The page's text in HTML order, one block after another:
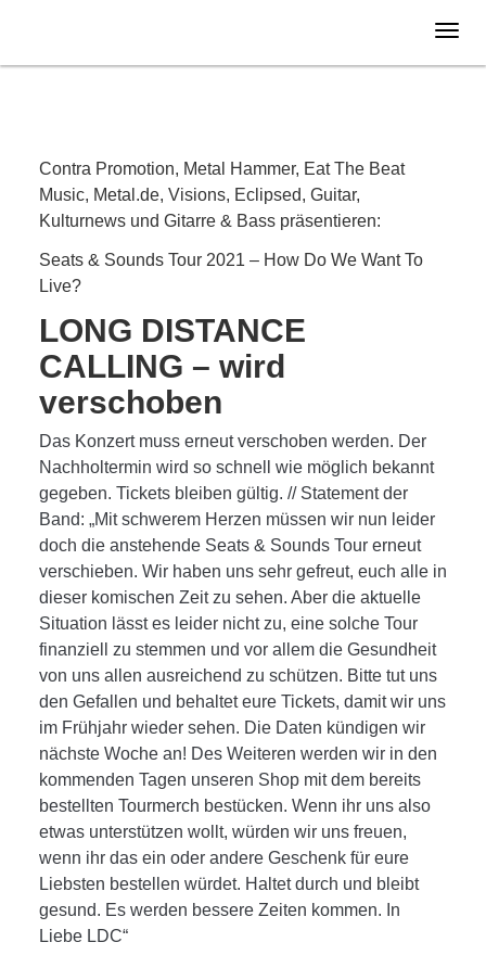
VERLEGT
08.12.
Contra Promotion, Metal Hammer, Eat The Beat
Music, Metal.de, Visions, Eclipsed, Guitar,
Kulturnews und Gitarre & Bass präsentieren:
Seats & Sounds Tour 2021 – How Do We Want To
Live?
LONG DISTANCE
CALLING – wird
verschoben
Das Konzert muss erneut verschoben werden. Der
Nachholtermin wird so schnell wie möglich bekannt
gegeben. Tickets bleiben gültig. // Statement der
Band: „Mit schwerem Herzen müssen wir nun leider
doch die anstehende Seats & Sounds Tour erneut
verschieben. Wir haben uns sehr gefreut, euch alle in
dieser komischen Zeit zu sehen. Aber die aktuelle
Situation lässt es leider nicht zu, eine solche Tour
finanziell zu stemmen und vor allem die Gesundheit
von uns allen ausreichend zu schützen. Bitte tut uns
den Gefallen und behaltet eure Tickets, damit wir uns
im Frühjahr wieder sehen. Die Daten kündigen wir
nächste Woche an! Des Weiteren werden wir in den
kommenden Tagen unseren Shop mit dem bereits
bestellten Tourmerch bestücken. Wenn ihr uns also
etwas unterstützen wollt, würden wir uns freuen,
wenn ihr das ein oder andere Geschenk für eure
Liebsten bestellen würdet. Haltet durch und bleibt
gesund. Es werden bessere Zeiten kommen. In
Liebe LDC“